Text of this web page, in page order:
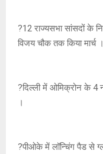
?12 राज्यसभा सांसदों के
विजय चौक तक किया मार्च ।
?दिल्ली में ओमिक्रोन के
।
?पीओके में लॉन्चिंग पैड से